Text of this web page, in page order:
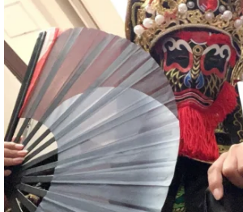
#白浜町
#変面ショー
#イベント
#宴会
#余興
1 6 X
さらに読み込む